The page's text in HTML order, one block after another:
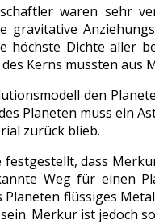
waren sehr
gravitative
höchste Dichte aller
des Kerns müssten
den
Planeten muss ein
zurück blieb.
festgestellt, dass
Weg für einen
Planeten flüssiges
Merkur ist jedoch